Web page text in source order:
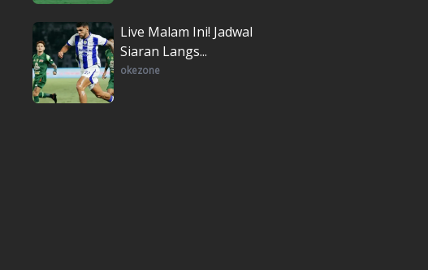
Live Malam Ini! Jadwal
Siaran Langs...
okezone